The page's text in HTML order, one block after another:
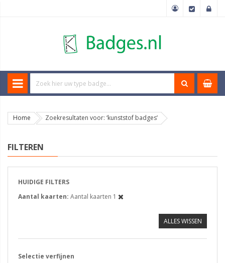
Home Zoekresultaten voor: ‘kunststof badges’
FILTEREN
HUIDIGE FILTERS
Aantal kaarten Aantal kaarten 1
ALLES WISSEN
Selectie verfijnen